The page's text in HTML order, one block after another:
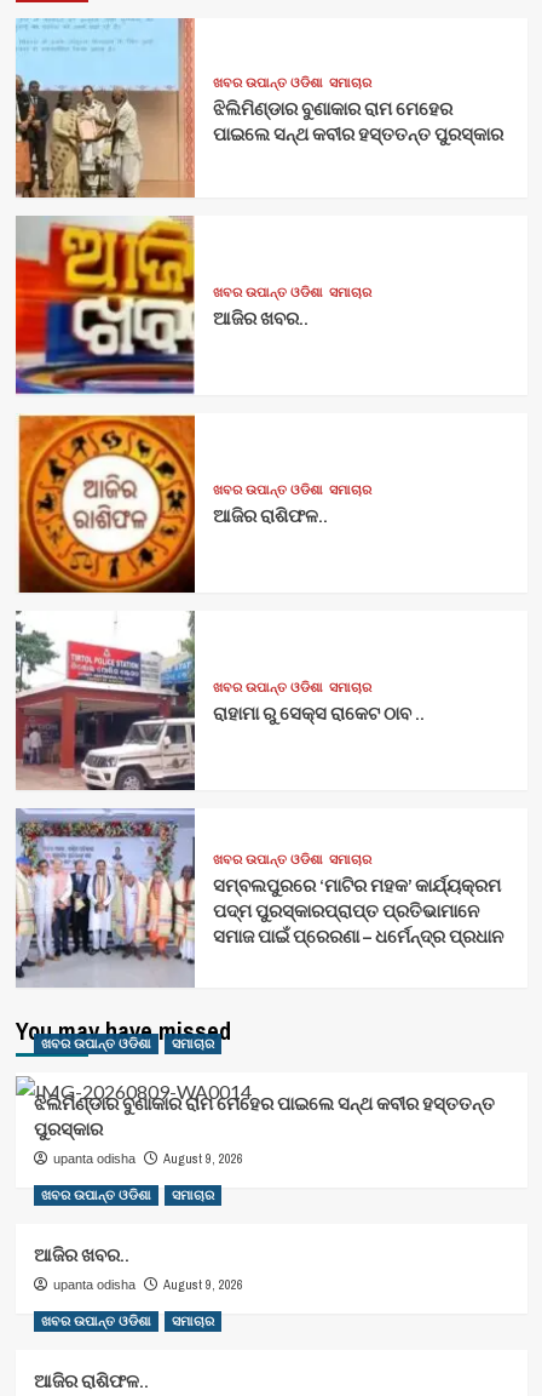
ଖବର ଉପାନ୍ତ ଓଡିଶା ସମାଚାର
ଝିଲିମିଣ୍ଡାର ବୁଣାକାର ରାମ ମେହେର
ପାଇଲେ ସନ୍ଥ କବୀର ହସ୍ତତନ୍ତ ପୁରସ୍କାର
ଖବର ଉପାନ୍ତ ଓଡିଶା ସମାଚାର
ଆଜିର ଖବର..
ଖବର ଉପାନ୍ତ ଓଡିଶା ସମାଚାର
ଆଜିର ରାଶିଫଳ..
ଖବର ଉପାନ୍ତ ଓଡିଶା ସମାଚାର
ରାହାମା ରୁ ସେକ୍ସ ରାକେଟ ଠାବ ..
ଖବର ଉପାନ୍ତ ଓଡିଶା ସମାଚାର
ସମ୍ବଲପୁରରେ ‘ମାଟିର ମହକ’ କାର୍ଯ୍ୟକ୍ରମ
ପଦ୍ମ ପୁରସ୍କାରପ୍ରାପ୍ତ ପ୍ରତିଭାମାନେ
ସମାଜ ପାଇଁ ପ୍ରେରଣା – ଧର୍ମେନ୍ଦ୍ର ପ୍ରଧାନ
You may have missed
ଖବର ଉପାନ୍ତ ଓଡିଶା ସମାଚାର
ଝିଲିମିଣ୍ଡାର ବୁଣାକାର ରାମ ମେହେର ପାଇଲେ ସନ୍ଥ କବୀର ହସ୍ତତନ୍ତ
ପୁରସ୍କାର
upanta odisha August 9, 2026
ଖବର ଉପାନ୍ତ ଓଡିଶା ସମାଚାର
ଆଜିର ଖବର..
upanta odisha August 9, 2026
ଖବର ଉପାନ୍ତ ଓଡିଶା ସମାଚାର
ଆଜିର ରାଶିଫଳ..